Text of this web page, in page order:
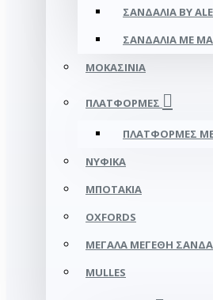
ΣΑΝΔΆΛΙΑ BY
ΣΑΝΔΆΛΙΑ ΜΕ
ΜΟΚΑΣΊΝΙΑ
ΠΛΑΤΦΌΡΜΕΣ
ΠΛΑΤΦΟΡΜΕΣ
ΝΥΦΙΚΆ
ΜΠΟΤΆΚΙΑ
OXFORDS
ΜΕΓΆΛΑ ΜΕΓΈΘΗ
MULLES